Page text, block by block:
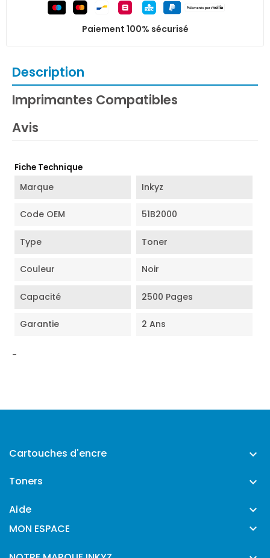
Paiement 100% sécurisé
Description
Imprimantes Compatibles
Avis
Fiche Technique
Marque Inkyz
Code OEM 51B2000
Type Toner
Couleur Noir
Capacité 2500 Pages
Garantie 2 Ans
-
Cartouches d'encre 
Toners 
Aide 
MON ESPACE 